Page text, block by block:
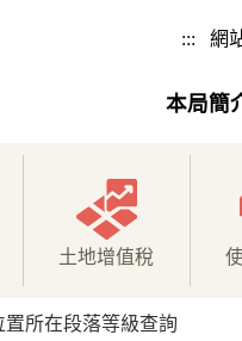
::: 網
本局簡
土地增值稅
所在段落等級查詢